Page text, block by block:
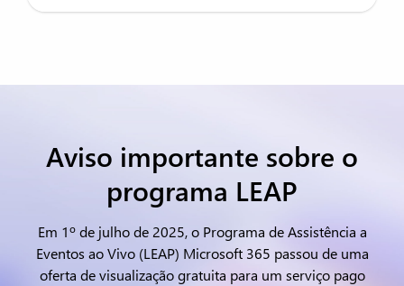
Aviso importante sobre o
programa LEAP
Em 1º de julho de 2025, o Programa de Assistência a
Eventos ao Vivo (LEAP) Microsoft 365 passou de uma
oferta de visualização gratuita para um serviço pago